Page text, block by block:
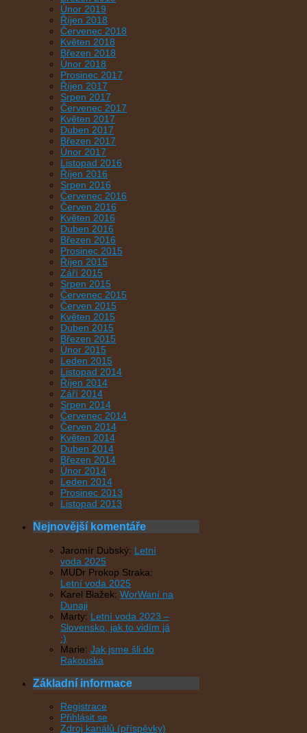
Únor 2019
Říjen 2018
Červenec 2018
Květen 2018
Březen 2018
Únor 2018
Prosinec 2017
Říjen 2017
Srpen 2017
Červenec 2017
Květen 2017
Duben 2017
Březen 2017
Únor 2017
Listopad 2016
Říjen 2016
Srpen 2016
Červenec 2016
Červen 2016
Květen 2016
Duben 2016
Březen 2016
Prosinec 2015
Říjen 2015
Září 2015
Srpen 2015
Červenec 2015
Červen 2015
Květen 2015
Duben 2015
Březen 2015
Únor 2015
Leden 2015
Listopad 2014
Říjen 2014
Září 2014
Srpen 2014
Červenec 2014
Červen 2014
Květen 2014
Duben 2014
Březen 2014
Únor 2014
Leden 2014
Prosinec 2013
Listopad 2013
Nejnovější komentáře
Jaromír Dubský: Letní
voda 2025
MUDr Prokop Straka:
Letní voda 2025
Karel Blažek: WorWaní na
Dunaji
Marty: Letní voda 2023 –
Slovensko, jak to vidím já
:)
Marie: Jak jsme šli do
Rakouska
Základní informace
Registrace
Přihlásit se
Zdroj kanálů (příspěvky)